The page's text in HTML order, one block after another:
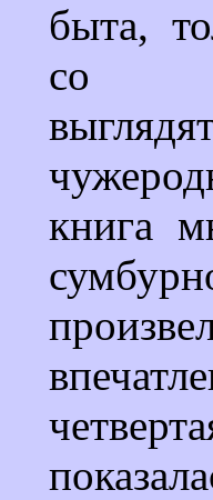
быта,
со
книга